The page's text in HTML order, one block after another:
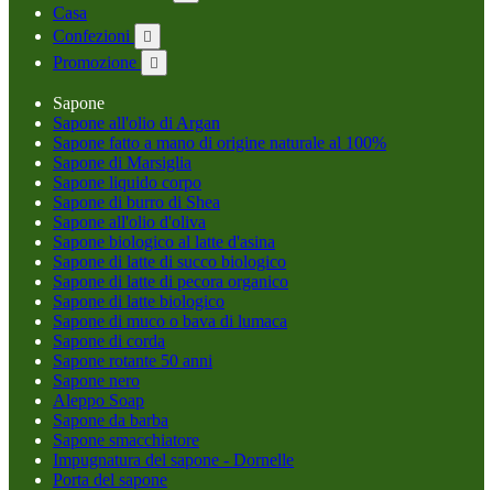
Casa
Confezioni

Promozione 
Sapone
Sapone all'olio di Argan
Sapone fatto a mano di origine naturale al 100%
Sapone di Marsiglia
Sapone liquido corpo
Sapone di burro di Shea
Sapone all'olio d'oliva
Sapone biologico al latte d'asina
Sapone di latte di succo biologico
Sapone di latte di pecora organico
Sapone di latte biologico
Sapone di muco o bava di lumaca
Sapone di corda
Sapone rotante 50 anni
Sapone nero
Aleppo Soap
Sapone da barba
Sapone smacchiatore
Impugnatura del sapone - Dornelle
Porta del sapone